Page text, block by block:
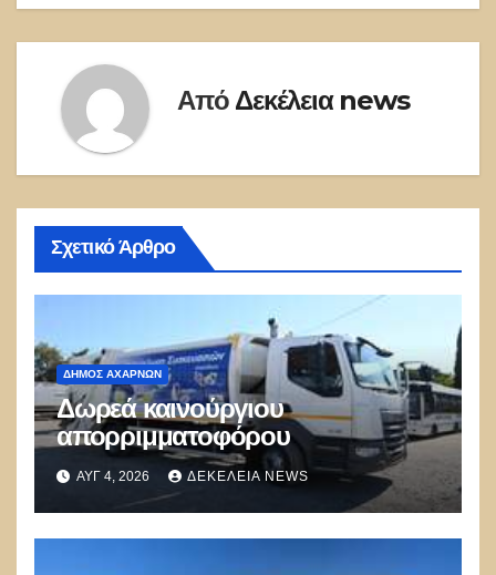
Από Δεκέλεια news
Σχετικό Άρθρο
ΔΉΜΟΣ ΑΧΑΡΝΏΝ
Δωρεά καινούργιου
απορριμματοφόρου
ΑΥΓ 4, 2026 ΔΕΚΈΛΕΙΑ NEWS